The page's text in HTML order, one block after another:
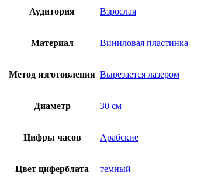
Аудитория Взрослая
Материал Виниловая пластинка
Метод изготовления Вырезается лазером
Диаметр 30 см
Цифры часов Арабские
Цвет циферблата темный